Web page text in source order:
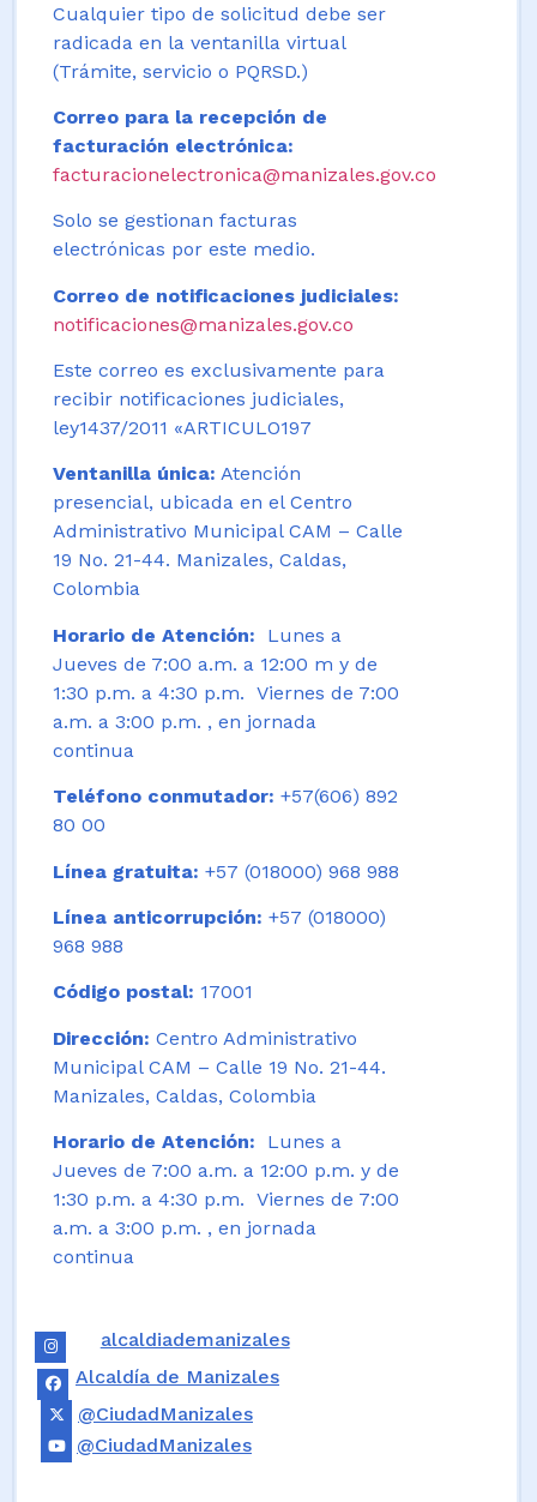
Cualquier tipo de solicitud debe ser
radicada en la ventanilla virtual
(Trámite, servicio o PQRSD.)
Correo para la recepción de
facturación electrónica:
facturacionelectronica@manizales.gov.co
Solo se gestionan facturas
electrónicas por este medio.
Correo de notificaciones judiciales:
notificaciones@manizales.gov.co
Este correo es exclusivamente para
recibir notificaciones judiciales,
ley1437/2011 «ARTICULO197
Ventanilla única: Atención
presencial, ubicada en el Centro
Administrativo Municipal CAM – Calle
19 No. 21-44. Manizales, Caldas,
Colombia
Horario de Atención:
Lunes a
Jueves de 7:00 a.m. a 12:00 m y de
1:30 p.m. a 4:30 p.m. Viernes de 7:00
a.m. a 3:00 p.m. , en jornada
continua
Teléfono conmutador: +57(606) 892
80 00
Línea gratuita: +57 (018000) 968 988
Línea anticorrupción: +57 (018000)
968 988
Código postal: 17001
Dirección: Centro Administrativo
Municipal CAM – Calle 19 No. 21-44.
Manizales, Caldas, Colombia
Horario de Atención: Lunes a
Jueves de 7:00 a.m. a 12:00 p.m. y de
1:30 p.m. a 4:30 p.m. Viernes de 7:00
a.m. a 3:00 p.m. , en jornada
continua
alcaldiademanizales
Alcaldía de Manizales
@CiudadManizales
@CiudadManizales